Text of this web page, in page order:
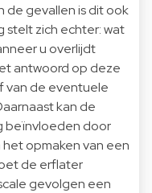
de gevallen is dit ook
stelt zich echter: wat
u overlijdt
antwoord op deze
van de eventuele
kan de
beïnvloeden door
opmaken van een
de erflater
gevolgen een